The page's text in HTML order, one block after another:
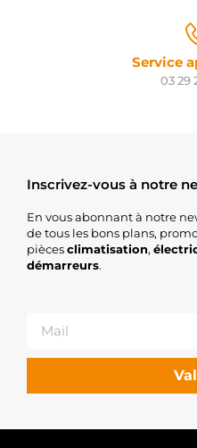
Service
03 29
Inscrivez-vous à notre
En vous abonnant à notre
de tous les bons plans,
piècesclimatisation,
démarreurs.